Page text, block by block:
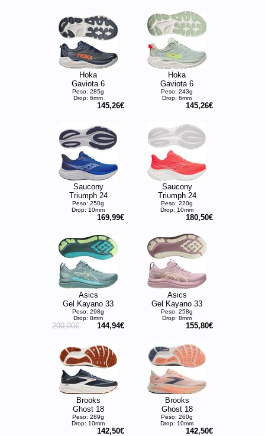
Hoka
Gaviota 6
Peso: 285g
Drop: 6mm
145,26€
Hoka
Gaviota 6
Peso: 243g
Drop: 6mm
145,26€
Saucony
Triumph 24
Peso: 250g
Drop: 10mm
169,99€
Saucony
Triumph 24
Peso: 220g
Drop: 10mm
180,50€
Asics
Gel Kayano 33
Peso: 298g
Drop: 8mm
200,00€ 144,94€
Asics
Gel Kayano 33
Peso: 258g
Drop: 8mm
155,80€
Brooks
Ghost 18
Peso: 289g
Drop: 10mm
142,50€
Brooks
Ghost 18
Peso: 260g
Drop: 10mm
142,50€